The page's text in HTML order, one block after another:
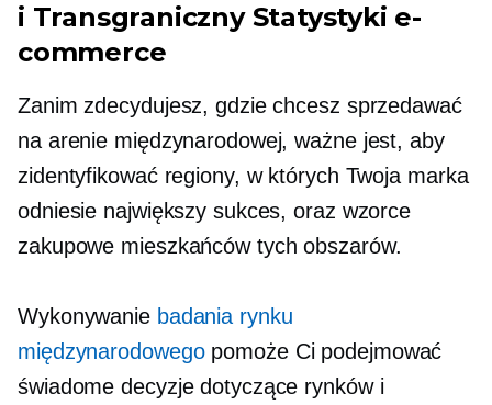
i TransgranicznyStatystyki e-
commerce
Zanim zdecydujesz, gdzie chcesz sprzedawać
na arenie międzynarodowej, ważne jest, aby
zidentyfikować regiony, w których Twoja marka
odniesie największy sukces, oraz wzorce
zakupowe mieszkańców tych obszarów.
Wykonywanie badania rynku
międzynarodowegopomoże Ci podejmować
świadome decyzje dotyczące rynków i